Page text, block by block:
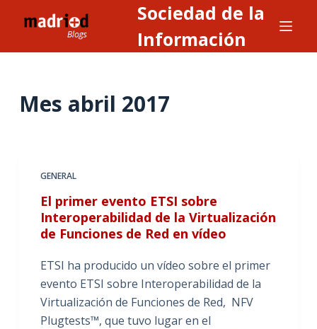
l
Sociedad de la
Información
Mes abril 2017
GENERAL
El primer evento ETSI sobre
Interoperabilidad de la Virtualización
de Funciones de Red en vídeo
ETSI ha producido un vídeo sobre el primer
evento ETSI sobre Interoperabilidad de la
Virtualización de Funciones de Red, NFV
Plugtests™, que tuvo lugar en el